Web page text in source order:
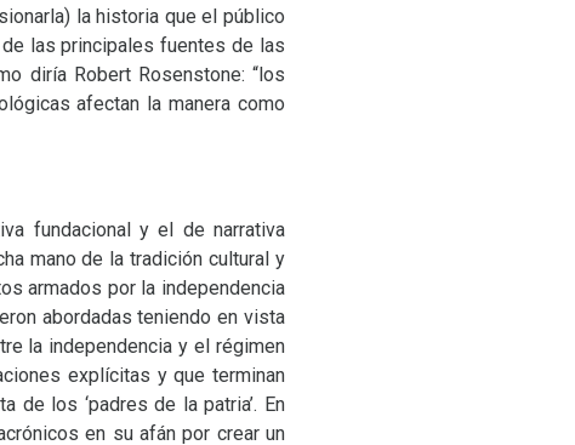
la historia que el público
las principales fuentes de las
diría Robert Rosenstone: “los
afectan la manera como
fundacional y el de narrativa
mano de la tradición cultural y
armados por la independencia
abordadas teniendo en vista
la independencia y el régimen
explícitas y que terminan
de los ‘padres de la patria’. En
en su afán por crear un